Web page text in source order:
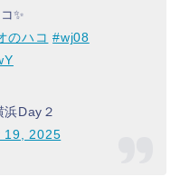
✨
のハコ #wj08
Day２
19, 2025